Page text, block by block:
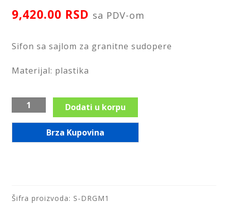
Sifoni i odvodi
Slavine i ventili
Tuševi
9,420.00 RSD sa PDV-om
Sifon sa sajlom za granitne sudopere
Materijal: plastika
Sifon
za
granitne
sudopere
Dodati u korpu
Brza Kupovina
Šifra proizvoda: S-DRGM1